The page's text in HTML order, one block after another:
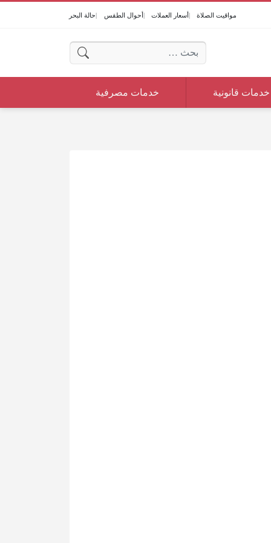
مواقيت الصلاة أسعار العملات أحوال الطقس حالة البحر
البحث عن:
خدمات قانونية خدمات مصرفية